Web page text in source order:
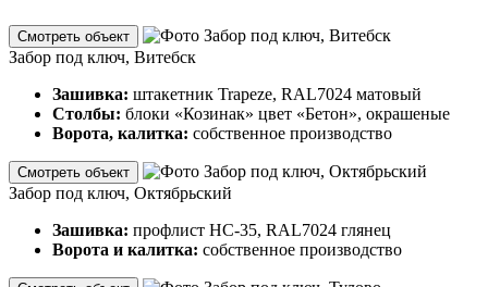
Смотреть объект
Забор под ключ, Витебск
Зашивка: штакетник Trapeze, RAL7024 матовый
Столбы: блоки «Козинак» цвет «Бетон», окрашеные
Ворота, калитка: собственное производство
Смотреть объект
Забор под ключ, Октябрьский
Зашивка: профлист НС-35, RAL7024 глянец
Ворота и калитка: собственное производство